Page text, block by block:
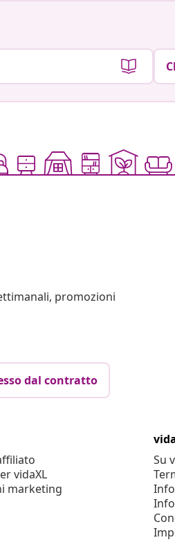
promozioni
dal contratto
vidaXL
marketing
Su